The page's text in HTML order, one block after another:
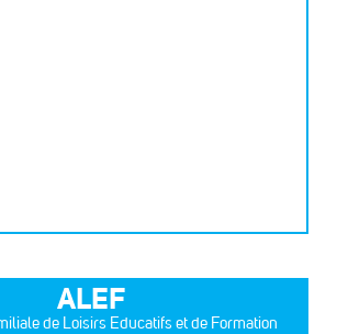
ALEF
de Loisirs Educatifs et de Formation